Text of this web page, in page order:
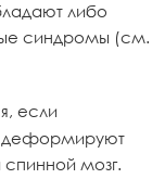
либо
синдромы (см.
если
деформируют
мозг.